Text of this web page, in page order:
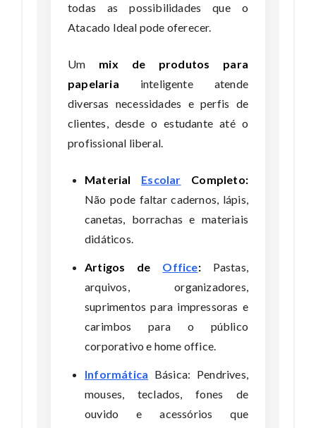
todas as possibilidades que o
Atacado Ideal pode oferecer.
Um mix de produtos para
papelaria inteligente atende
diversas necessidades e perfis de
clientes, desde o estudante até o
profissional liberal.
Material Escolar Completo:
Não pode faltar cadernos, lápis,
canetas, borrachas e materiais
didáticos.
Artigos de Office:Pastas,
arquivos, organizadores,
suprimentos para impressoras e
carimbos para o público
corporativo e home office.
Informática Básica: Pendrives,
mouses, teclados, fones de
ouvido e acessórios que